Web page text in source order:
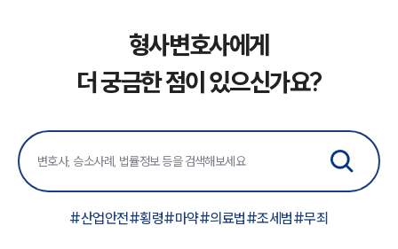
형사변호사에게
더 궁금한 점이 있으신가요?
#산업안전#횡령#마약#의료법#조세범#무죄